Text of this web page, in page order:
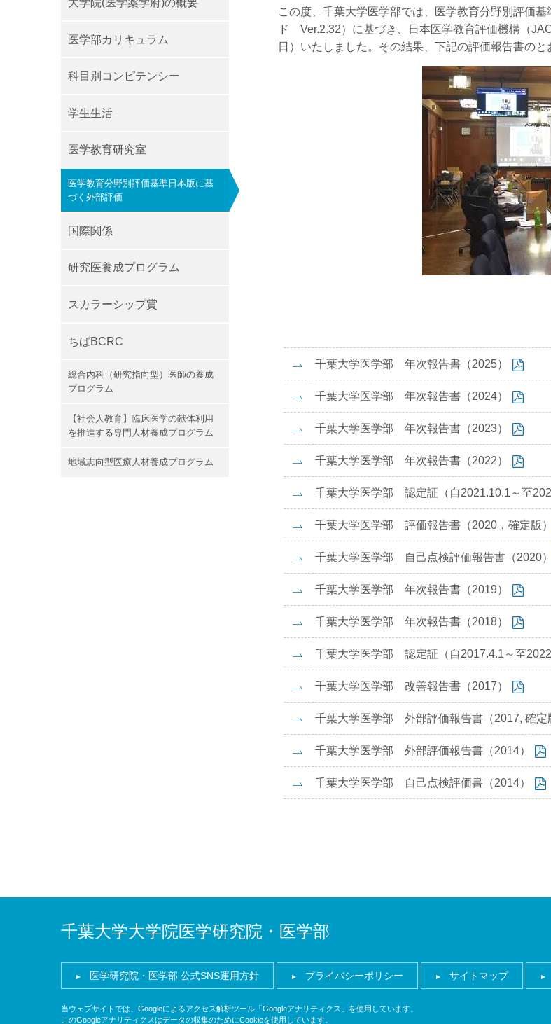
この度、千葉大学医学部では、医学教育分野別評価
ド Ver.2.32）に基づき、日本医学教育評価機構（
日）いたしました。その結果、下記の評価報告書の
千葉大学医学部 年次報告書（2025）
千葉大学医学部 年次報告書（2024）
千葉大学医学部 年次報告書（2023）
千葉大学医学部 年次報告書（2022）
千葉大学医学部 認定証（自2021.10.1～至
千葉大学医学部 評価報告書（2020，確定版）
千葉大学医学部 自己点検評価報告書（2020）
千葉大学医学部 年次報告書（2019）
千葉大学医学部 年次報告書（2018）
千葉大学医学部 認定証（自2017.4.1～至
千葉大学医学部 改善報告書（2017）
千葉大学医学部 外部評価報告書（2017, 確定
千葉大学医学部 外部評価報告書（2014）
千葉大学医学部 自己点検評価書（2014）
大学院(医学薬学府)の概要
医学部カリキュラム
科目別コンピテンシー
学生生活
医学教育研究室
医学教育分野別評価基準日本版に基
づく外部評価
国際関係
研究医養成プログラム
スカラーシップ賞
ちばBCRC
総合内科（研究指向型）医師の養成
プログラム
【社会人教育】臨床医学の献体利用
を推進する専門人材養成プログラム
地域志向型医療人材養成プログラム
千葉大学大学院医学研究院・医学部
医学研究院・医学部 公式SNS運用方針 プライバシーポリシー サイトマップ
当ウェブサイトでは、Googleによるアクセス解析ツール「Googleアナリティクス」を使用しています。
このGoogleアナリティクスはデータの収集のためにCookieを使用しています。